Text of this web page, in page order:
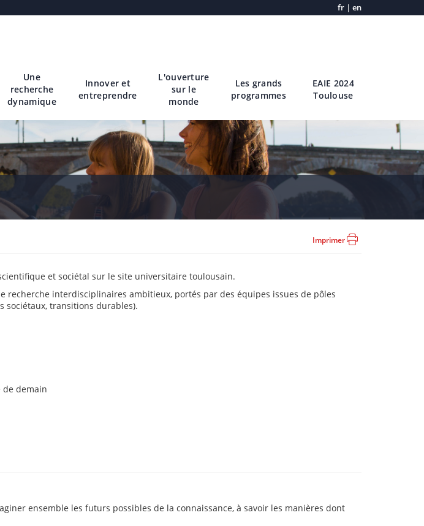
fr | en
Une
recherche
dynamique
Innover et
entreprendre
L'ouverture
sur le
monde
Les grands
programmes
EAIE 2024
Toulouse
Imprimer
et sociétal sur le site universitaire toulousain.
recherche interdisciplinaires ambitieux, portés par des équipes issues de pôles
sociétaux, transitions durables).
de demain
ensemble les futurs possibles de la connaissance, à savoir les manières dont